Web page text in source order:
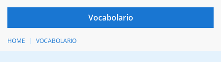
HOME VOCABOLARIO